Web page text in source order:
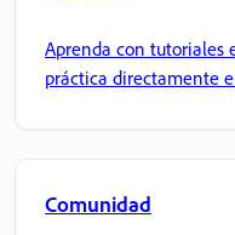
Aprenda con tutoriales
práctica directamente
Comunidad